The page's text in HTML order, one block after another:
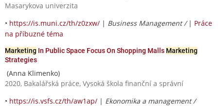
Masarykova univerzita
• https://is.muni.cz/th/z0zxw/ | Business Management / | Práce
na příbuzné téma
Marketing In Public Space Focus On Shopping Malls Marketing
Strategies
(Anna Klimenko)
2020, Bakalářská práce, Vysoká škola finanční a správní
• https://is.vsfs.cz/th/aw1ap/ | Ekonomika a management /